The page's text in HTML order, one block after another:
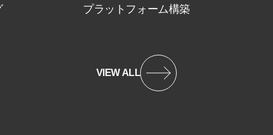
プラットフォーム構築
VIEW ALL